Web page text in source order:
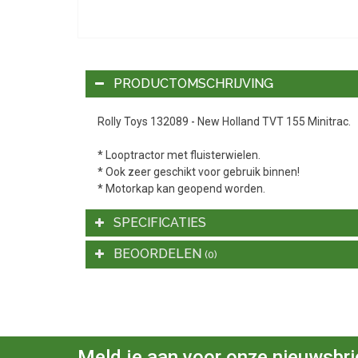
PRODUCTOMSCHRIJVING
Rolly Toys 132089 - New Holland TVT 155 Minitrac.
* Looptractor met fluisterwielen.
* Ook zeer geschikt voor gebruik binnen!
* Motorkap kan geopend worden.
SPECIFICATIES
BEOORDELEN (0)